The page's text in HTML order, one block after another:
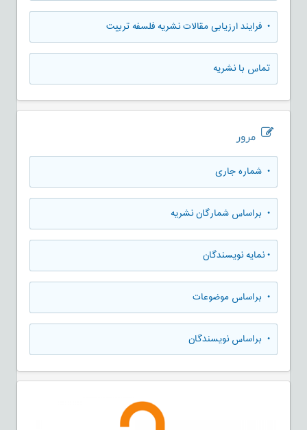
• فرایند ارزیابی مقالات نشریه فلسفه تربیت
تماس با نشریه
مرور
• شماره جاری
• براساس شمارگان نشریه
•نمایه نویسندگان
• براساس موضوعات
• براساس نویسندگان